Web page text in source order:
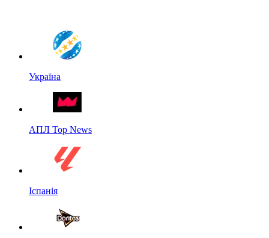
Україна
АПЛ Top News
Іспанія